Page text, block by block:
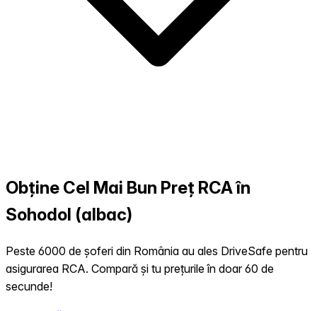
Obține Cel Mai Bun Preț RCA în
Sohodol (albac)
Peste 6000 de șoferi din România au ales DriveSafe pentru
asigurarea RCA. Compară și tu prețurile în doar 60 de
secunde!